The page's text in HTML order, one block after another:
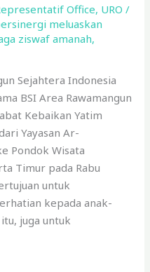
Office, URO /
meluaskan
ziswaf amanah,
Sejahtera Indonesia
BSI Area Rawamangun
Kebaikan Yatim
Yayasan Ar-
Pondok Wisata
Timur pada Rabu
untuk
kepada anak-
juga untuk